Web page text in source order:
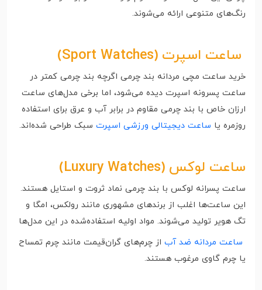
رنگ‌های متنوعی ارائه می‌شوند.
ساعت‌ اسپرت (Sport Watches)
خرید ساعت مچی مردانه بند چرمی اگرچه بند چرمی کمتر در
ساعت‌ پسرونه اسپرت دیده می‌شود، اما برخی مدل‌های ساعت
ارزان خاص با بند چرمی مقاوم در برابر آب و عرق برای استفاده
روزمره یا ساعت دیجیتالی ورزشی اسپرت سبک طراحی شده‌اند.
ساعت لوکس (Luxury Watches)
ساعت‌ پسرانه لوکس با بند چرمی نماد ثروت و استایل هستند.
این ساعت‌ها اغلب از برندهای مشهوری مانند رولکس، امگا و
تگ هویر تولید می‌شوند. مواد اولیه استفاده‌شده در این مدل‌ها
ساعت مردانه ضد آب از چرم‌های گران‌قیمت مانند چرم تمساح
یا چرم گاوی مرغوب هستند.